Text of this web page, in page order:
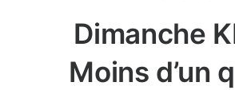
Dimanche
Moins d’un